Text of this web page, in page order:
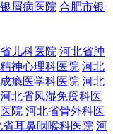
屑病医院 合肥市银
儿科医院 河北省肿
神心理科医院 河北
瘾医学科医院 河北
河北省风湿免疫科医
院 河北省骨外科医
省耳鼻咽喉科医院 河